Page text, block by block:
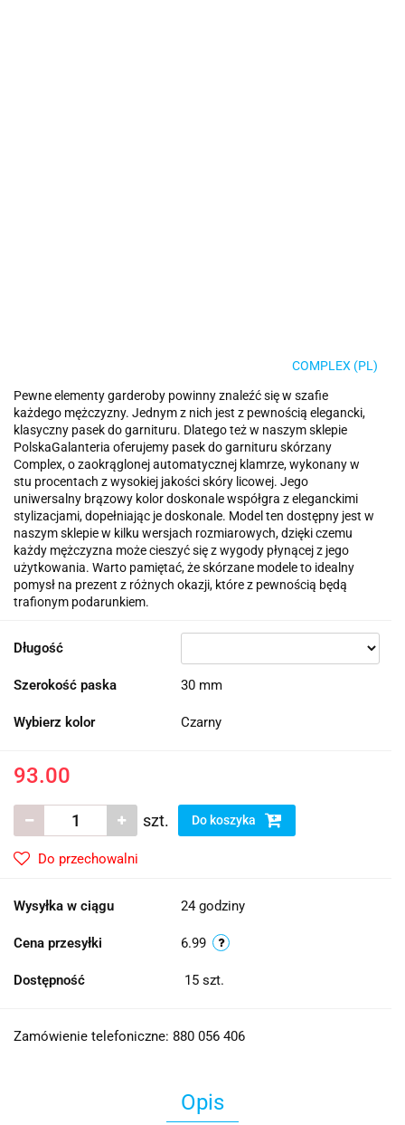
COMPLEX (PL)
Pewne elementy garderoby powinny znaleźć się w szafie
każdego mężczyzny. Jednym z nich jest z pewnością elegancki,
klasyczny pasek do garnituru. Dlatego też w naszym sklepie
PolskaGalanteria oferujemy pasek do garnituru skórzany
Complex, o zaokrąglonej automatycznej klamrze, wykonany w
stu procentach z wysokiej jakości skóry licowej. Jego
uniwersalny brązowy kolor doskonale współgra z eleganckimi
stylizacjami, dopełniając je doskonale. Model ten dostępny jest w
naszym sklepie w kilku wersjach rozmiarowych, dzięki czemu
każdy mężczyzna może cieszyć się z wygody płynącej z jego
użytkowania. Warto pamiętać, że skórzane modele to idealny
pomysł na prezent z różnych okazji, które z pewnością będą
trafionym podarunkiem.
Długość
Szerokość paska 30 mm
Wybierz kolor Czarny
93.00
szt. Do koszyka
Do przechowalni
Wysyłka w ciągu 24 godziny
Cena przesyłki 6.99
Dostępność 15 szt.
Zamówienie telefoniczne: 880 056 406
Opis